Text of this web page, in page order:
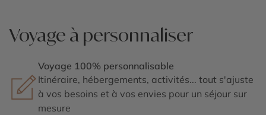
Voyage à personnaliser
Voyage 100% personnalisable
Itinéraire, hébergements, activités... tout s'ajuste
à vos besoins et à vos envies pour un séjour sur
mesure